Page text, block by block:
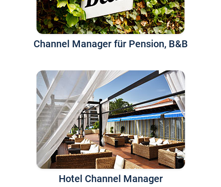
Channel Manager für Pension, B&B
Hotel Channel Manager